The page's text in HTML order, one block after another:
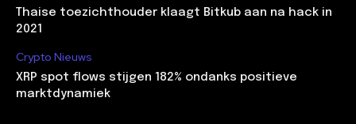
Thaise toezichthouder klaagt Bitkub aan na hack in
2021
Crypto Nieuws
XRP spot flows stijgen 182% ondanks positieve
marktdynamiek